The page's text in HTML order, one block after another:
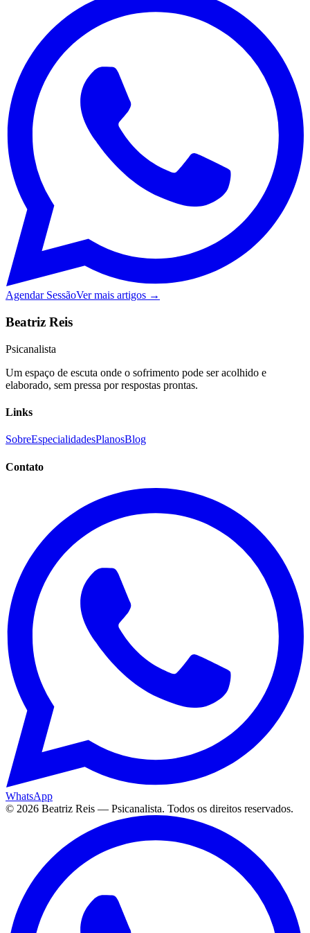
Agendar SessãoVer mais artigos →
Beatriz Reis
Psicanalista
Um espaço de escuta onde o sofrimento pode ser acolhido e
elaborado, sem pressa por respostas prontas.
Links
SobreEspecialidadesPlanosBlog
Contato
WhatsApp
© 2026 Beatriz Reis — Psicanalista. Todos os direitos reservados.